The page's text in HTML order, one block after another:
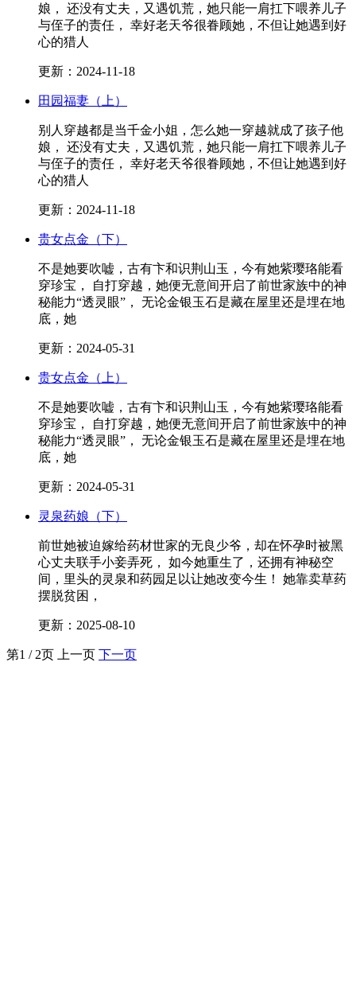
娘， 还没有丈夫，又遇饥荒，她只能一肩扛下喂养儿子
与侄子的责任， 幸好老天爷很眷顾她，不但让她遇到好
心的猎人
更新：2024-11-18
田园福妻（上）
别人穿越都是当千金小姐，怎么她一穿越就成了孩子他
娘， 还没有丈夫，又遇饥荒，她只能一肩扛下喂养儿子
与侄子的责任， 幸好老天爷很眷顾她，不但让她遇到好
心的猎人
更新：2024-11-18
贵女点金（下）
不是她要吹嘘，古有卞和识荆山玉，今有她紫璎珞能看
穿珍宝， 自打穿越，她便无意间开启了前世家族中的神
秘能力“透灵眼”， 无论金银玉石是藏在屋里还是埋在地
底，她
更新：2024-05-31
贵女点金（上）
不是她要吹嘘，古有卞和识荆山玉，今有她紫璎珞能看
穿珍宝， 自打穿越，她便无意间开启了前世家族中的神
秘能力“透灵眼”， 无论金银玉石是藏在屋里还是埋在地
底，她
更新：2024-05-31
灵泉药娘（下）
前世她被迫嫁给药材世家的无良少爷，却在怀孕时被黑
心丈夫联手小妾弄死， 如今她重生了，还拥有神秘空
间，里头的灵泉和药园足以让她改变今生！ 她靠卖草药
摆脱贫困，
更新：2025-08-10
第1 / 2页 上一页 下一页